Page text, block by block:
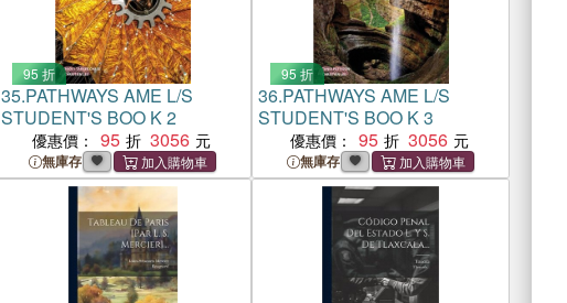
95 折
35.PATHWAYS AME L/S
STUDENT'S BOO K 2
優惠價： 95 3056
無庫存
95 折
36.PATHWAYS AME L/S
STUDENT'S BOO K 3
優惠價： 95 3056
無庫存